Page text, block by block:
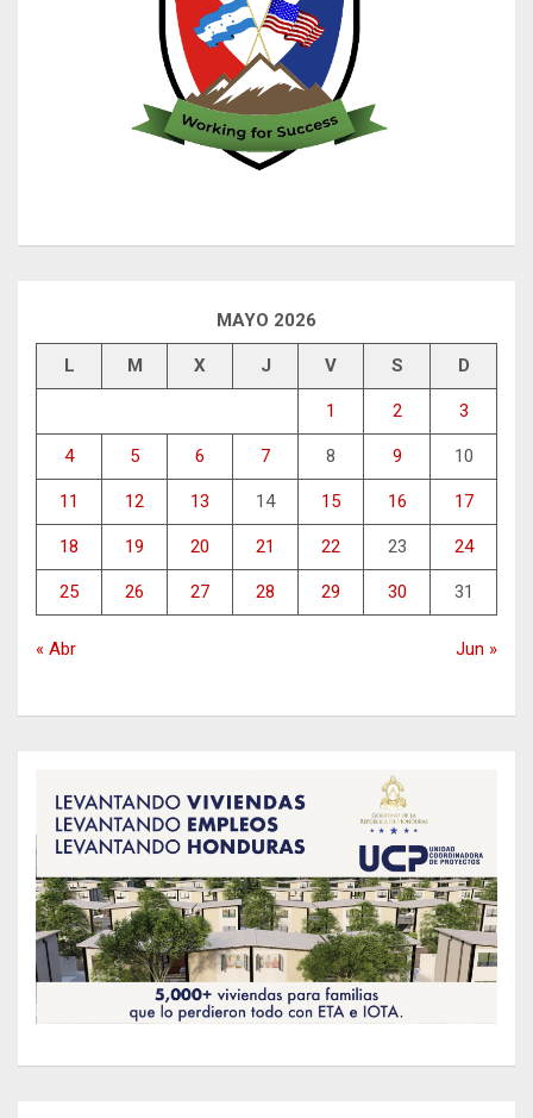
MAYO 2026
L M X J V S D
1 2 3
4 5 6 7 8 9 10
11 12 13 14 15 16 17
18 19 20 21 22 23 24
25 26 27 28 29 30 31
« Abr Jun »